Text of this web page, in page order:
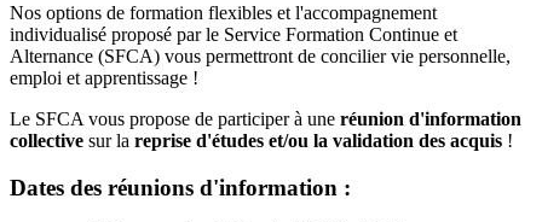
Nos options de formation flexibles et l'accompagnement
individualisé proposé par le Service Formation Continue et
Alternance (SFCA) vous permettront de concilier vie personnelle,
emploi et apprentissage !
Le SFCA vous propose de participer à une réunion d'information
collective sur la reprise d'études et/ou la validation des acquis !
Dates des réunions d'information :